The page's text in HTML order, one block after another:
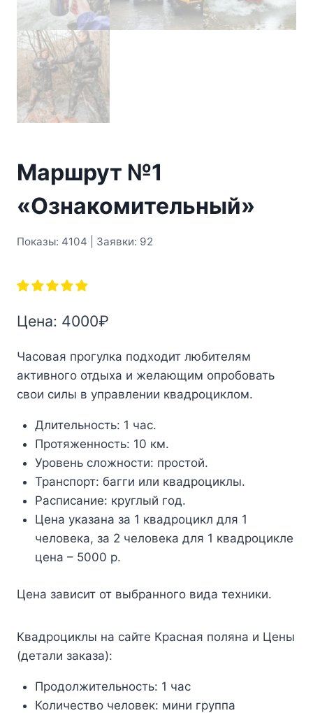
Маршрут №1
«Ознакомительный»
Показы: 4104 | Заявки: 92
Цена: 4000₽
Часовая прогулка подходит любителям
активного отдыха и желающим опробовать
свои силы в управлении квадроциклом.
Длительность: 1 час.
Протяженность: 10 км.
Уровень сложности: простой.
Транспорт: багги или квадроциклы.
Расписание: круглый год.
Цена указана за 1 квадроцикл для 1
человека, за 2 человека для 1 квадроцикле
цена – 5000 р.
Цена зависит от выбранного вида техники.
Квадроциклы на сайте Красная поляна и Цены
(детали заказа):
Продолжительность: 1 час
Количество человек: мини группа